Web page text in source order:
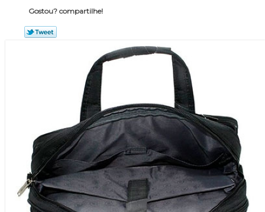
Gostou? compartilhe!